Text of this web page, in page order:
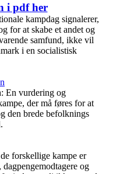
i pdf her
kampdag signalerer,
for at skabe et andet og
samfund, ikke vil
i en socialistisk
En vurdering og
der må føres for at
den brede befolknings
forskellige kampe er
og